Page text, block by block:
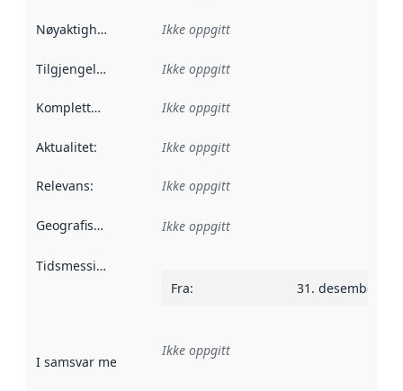
Nøyaktighet Ikke oppgitt
Tilgjengelighet Ikke oppgitt
Kompletthet Ikke oppgitt
Aktualitet: Ikke oppgitt
Relevans: Ikke oppgitt
Geografisk avgrensning :
Ikke oppgitt
Tidsmessig avgrensning
Fra: 31. desember
I samsvar med Referanse til en implementasjonsregel
Ikke oppgitt